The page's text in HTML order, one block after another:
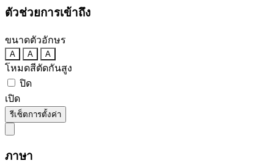
ตัวช่วยการเข้าถึง
ขนาดตัวอักษร
A A A
โหมดสีตัดกันสูง
ปิด
เปิด
รีเซ็ตการตั้งค่า
ภาษา